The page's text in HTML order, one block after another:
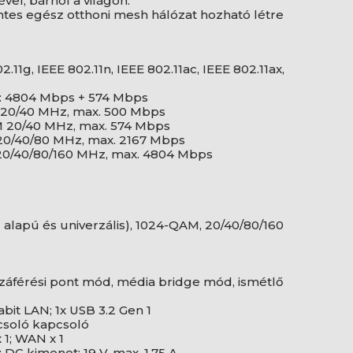
egész otthoni mesh hálózat hozható létre
IEEE 802.11n, IEEE 802.11ac, IEEE 802.11ax,
Mbps + 574 Mbps
40 MHz, max. 500 Mbps
20/40 MHz, max. 574 Mbps
40/80 MHz, max. 2167 Mbps
40/80/160 MHz, max. 4804 Mbps
és univerzális), 1024-QAM, 20/40/80/160
pont mód, média bridge mód, ismétlő
LAN; 1x USB 3.2 Gen 1
kapcsoló
WAN x 1